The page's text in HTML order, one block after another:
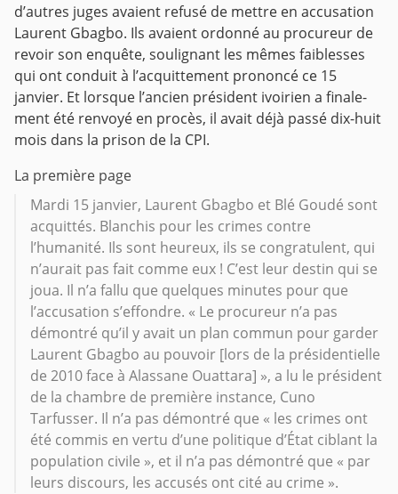
d’autres juges avaient refusé de mettre en accusation
Laurent Gbagbo. Ils avaient ordonné au procureur de
revoir son enquête, soulignant les mêmes faiblesses
qui ont conduit à l’acquittement prononcé ce 15
janvier. Et lorsque l’ancien président ivoirien a finale-
ment été renvoyé en procès, il avait déjà passé dix-huit
mois dans la prison de la CPI.
La première page
Mardi 15 janvier, Laurent Gbagbo et Blé Goudé sont
acquittés. Blanchis pour les crimes contre
l’humanité. Ils sont heureux, ils se congratulent, qui
n’aurait pas fait comme eux ! C’est leur destin qui se
joua. Il n’a fallu que quelques minutes pour que
l’accusation s’effondre. « Le procureur n’a pas
démontré qu’il y avait un plan commun pour garder
Laurent Gbagbo au pouvoir [lors de la présidentielle
de 2010 face à Alassane Ouattara] », a lu le président
de la chambre de première instance, Cuno
Tarfusser. Il n’a pas démontré que « les crimes ont
été commis en vertu d’une politique d’État ciblant la
population civile », et il n’a pas démontré que « par
leurs discours, les accusés ont cité au crime ».